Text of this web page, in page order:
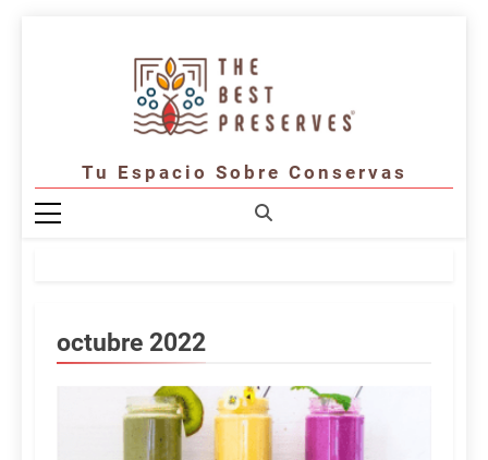
Tu Espacio Sobre Conservas
octubre 2022